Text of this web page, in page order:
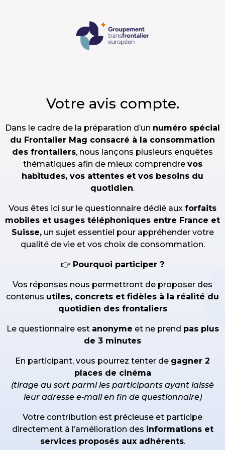
Votre avis compte.
Dans le cadre de la préparation d’un numéro spécial
du Frontalier Mag consacré à la consommation
des frontaliers, nous lançons plusieurs enquêtes
thématiques afin de mieux comprendre vos
habitudes, vos attentes et vos besoins du
quotidien.
Vous êtes ici sur le questionnaire dédié aux forfaits
mobiles et usages téléphoniques entre France et
Suisse,un sujet essentiel pour appréhender votre
qualité de vie et vos choix de consommation.
👉 Pourquoi participer ?
Vos réponses nous permettront de proposer des
contenus utiles, concrets et fidèles à la réalité du
quotidien des frontaliers
Le questionnaire est anonyme et ne prend pas plus
de 3 minutes
En participant, vous pourrez tenter de gagner 2
places de cinéma
(tirage au sort parmi les participants ayant laissé
leur adresse e‑mail en fin de questionnaire)
Votre contribution est précieuse et participe
directement à l’amélioration des informations et
services proposés aux adhérents.